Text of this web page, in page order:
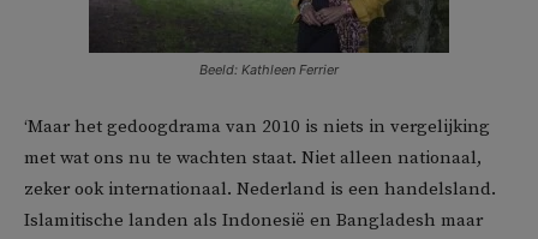
Beeld: Kathleen Ferrier
‘Maar het gedoogdrama van 2010 is niets in vergelijking
met wat ons nu te wachten staat. Niet alleen nationaal,
zeker ook internationaal. Nederland is een handelsland.
Islamitische landen als Indonesië en Bangladesh maar